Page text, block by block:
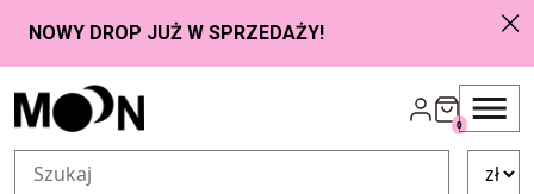
Przejdź do zawartości
0